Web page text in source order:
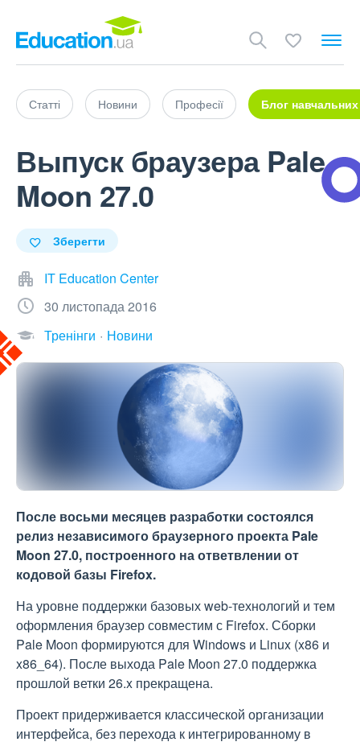
Статті Новини Професії Блог навчальних
Выпуск браузера Pale
Moon 27.0
Зберегти
IT Education Center
30 листопада 2016
Тренінги
Новини
После восьми месяцев разработки состоялся
релиз независимого браузерного проекта Pale
Moon 27.0, построенного на ответвлении от
кодовой базы Firefox.
На уровне поддержки базовых web-технологий и тем
оформления браузер совместим с Firefox. Сборки
Pale Moon формируются для Windows и Linux (x86 и
x86_64). После выхода Pale Moon 27.0 поддержка
прошлой ветки 26.x прекращена.
Проект придерживается классической организации
интерфейса, без перехода к интегрированному в